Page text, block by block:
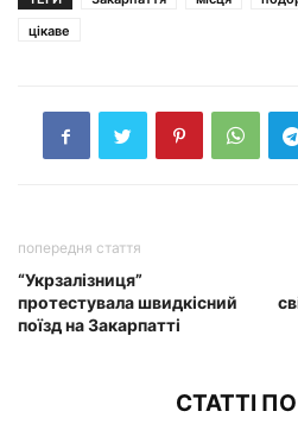
цікаве
попередня стаття
“Укрзалізниця”
протестувала швидкісний
поїзд на Закарпатті
СТАТТІ